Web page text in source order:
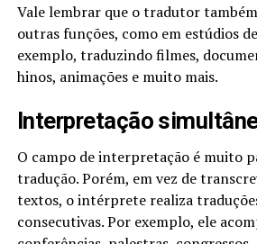
Vale lembrar que o tradutor
outras funções, como em estúdios
exemplo, traduzindo filmes,
hinos, animações e muito mais.
Interpretação
O campo de interpretação é muito
tradução. Porém, em vez de
textos, o intérprete realiza
consecutivas. Por exemplo, ele